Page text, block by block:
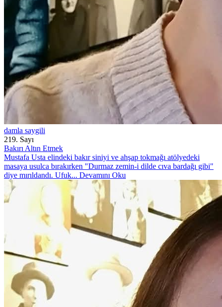
damla saygili
219. Sayı
Bakırı Altın Etmek
Mustafa Usta elindeki bakır siniyi ve ahşap tokmağı atölyedeki
masaya usulca bırakırken "Durmaz zemin-i dilde cıva bardağı gibi"
diye mırıldandı. Ufuk... Devamını Oku